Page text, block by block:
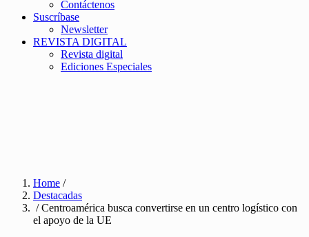
Contáctenos
Suscríbase
Newsletter
REVISTA DIGITAL
Revista digital
Ediciones Especiales
Home /
Destacadas
/ Centroamérica busca convertirse en un centro logístico con
el apoyo de la UE